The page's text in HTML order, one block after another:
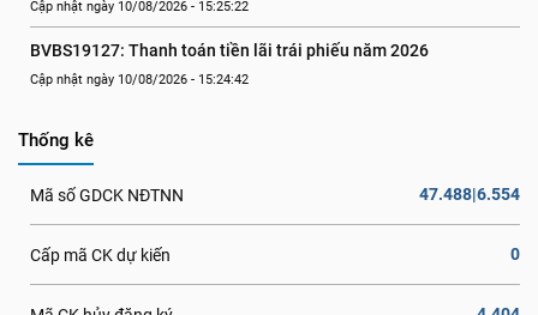
Cập nhật ngày 10/08/2026 - 15:25:22
BVBS19127: Thanh toán tiền lãi trái phiếu năm 2026
Cập nhật ngày 10/08/2026 - 15:24:42
Thống kê
Mã số GDCK NĐTNN 47.488|6.554
Cấp mã CK dự kiến 0